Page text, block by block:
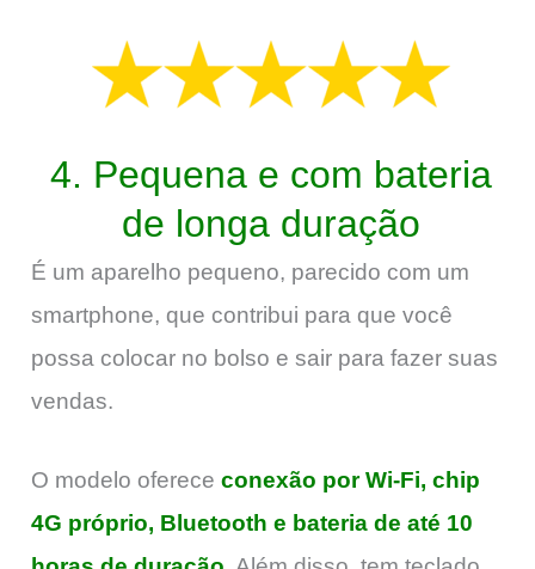
4. Pequena e com bateria
de longa duração
É um aparelho pequeno, parecido com um
smartphone, que contribui para que você
possa colocar no bolso e sair para fazer suas
vendas.
O modelo oferece conexão por Wi-Fi, chip
4G próprio, Bluetooth e bateria de até 10